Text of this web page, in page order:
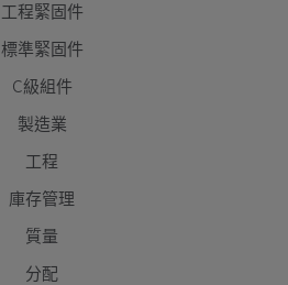
工程緊固件
標準緊固件
C級組件
製造業
工程
庫存管理
質量
分配